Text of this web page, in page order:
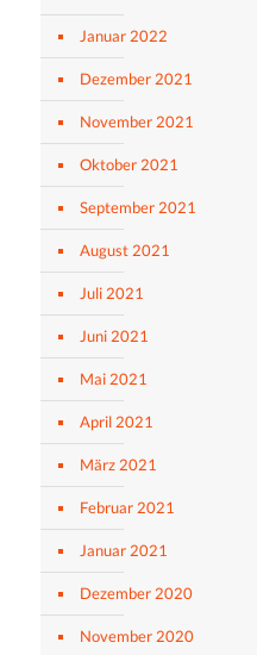
Januar 2022
Dezember 2021
November 2021
Oktober 2021
September 2021
August 2021
Juli 2021
Juni 2021
Mai 2021
April 2021
März 2021
Februar 2021
Januar 2021
Dezember 2020
November 2020